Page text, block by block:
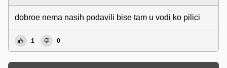
dobroe nema nasih podavili bise tam u vodi ko pilici
1 0